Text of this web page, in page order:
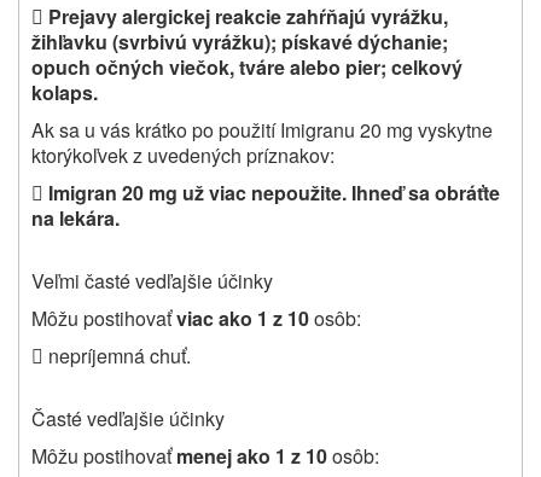
 Prejavy alergickej reakcie zahŕňajú vyrážku,
žihľavku (svrbivú vyrážku); pískavé dýchanie;
opuch očných viečok, tváre alebo pier; celkový
kolaps.
Ak sa u vás krátko po použití Imigranu 20 mg vyskytne
ktorýkoľvek z uvedených príznakov:
 Imigran 20 mg už viac nepoužite. Ihneď sa obráťte
na lekára.
Veľmi časté vedľajšie účinky
Môžu postihovaťviac ako 1 z 10osôb:
 nepríjemná chuť.
Časté vedľajšie účinky
Môžu postihovať menej ako 1 z 10osôb: